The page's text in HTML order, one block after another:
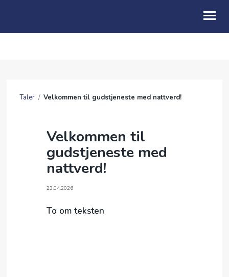
TALER
KONTAKT OSS
Taler / Velkommen til gudstjeneste med nattverd!
Velkommen til
gudstjeneste med
nattverd!
23.04.2026
To om teksten